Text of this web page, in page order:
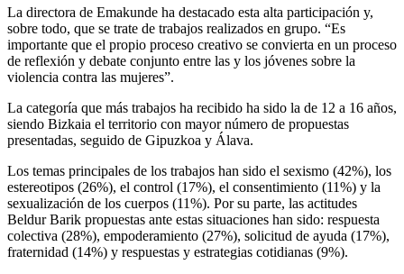
La directora de Emakunde ha destacado esta alta participación y,
sobre todo, que se trate de trabajos realizados en grupo. “Es
importante que el propio proceso creativo se convierta en un proceso
de reflexión y debate conjunto entre las y los jóvenes sobre la
violencia contra las mujeres”.
La categoría que más trabajos ha recibido ha sido la de 12 a 16 años,
siendo Bizkaia el territorio con mayor número de propuestas
presentadas, seguido de Gipuzkoa y Álava.
Los temas principales de los trabajos han sido el sexismo (42%), los
estereotipos (26%), el control (17%), el consentimiento (11%) y la
sexualización de los cuerpos (11%). Por su parte, las actitudes
Beldur Barik propuestas ante estas situaciones han sido: respuesta
colectiva (28%), empoderamiento (27%), solicitud de ayuda (17%),
fraternidad (14%) y respuestas y estrategias cotidianas (9%).